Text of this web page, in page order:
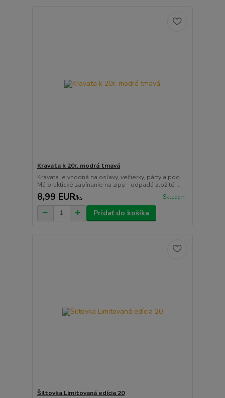
Kravata k 20r. modrá tmavá
Kravata je vhodná na oslavy, večierky, párty a pod.
Má praktické zapínanie na zips - odpadá zložité ...
8,99 EUR/ks Skladom
Pridať do košíka
Šiltovka Limitovaná edícia 20